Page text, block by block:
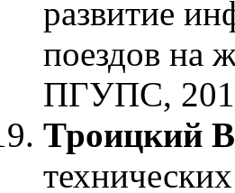
развитие
поездов на
ПГУПС,
Троицкий